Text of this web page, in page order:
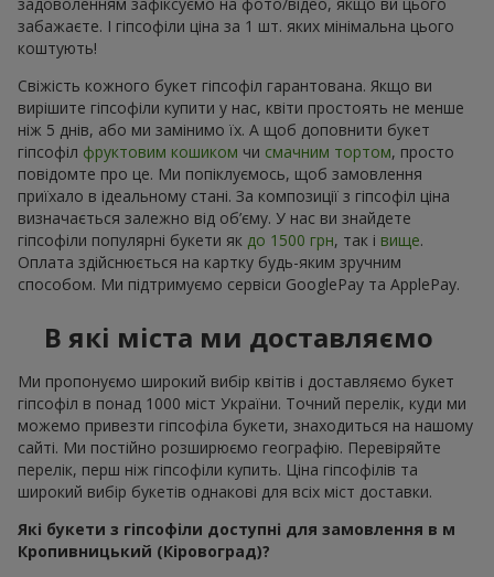
забажаєте. І гіпсофіли ціна за 1 шт. яких мінімальна цього
коштують!
Свіжість кожного букет гіпсофіл гарантована. Якщо ви
вирішите гіпсофіли купити у нас, квіти простоять не менше
ніж 5 днів, або ми замінимо їх. А щоб доповнити букет
гіпсофіл фруктовим кошиком чи смачним тортом, просто
повідомте про це. Ми попіклуємось, щоб замовлення
приїхало в ідеальному стані. За композиції з гіпсофіл ціна
визначається залежно від об’єму. У нас ви знайдете
гіпсофіли популярні букети як до 1500 грн, так і вище.
Оплата здійснюється на картку будь-яким зручним
способом. Ми підтримуємо сервіси GooglePay та ApplePay.
В які міста ми доставляємо
Ми пропонуємо широкий вибір квітів і доставляємо букет
гіпсофіл в понад 1000 міст України. Точний перелік, куди ми
можемо привезти гіпсофіла букети, знаходиться на нашому
сайті. Ми постійно розширюємо географію. Перевіряйте
перелік, перш ніж гіпсофіли купить. Ціна гіпсофілів та
широкий вибір букетів однакові для всіх міст доставки.
Які букети з гіпсофіли доступні для замовлення в м
Кропивницький (Кіровоград)?